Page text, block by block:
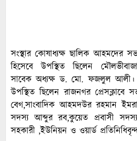
সংস্থার কোষাধ্যক্ষ ছালিক আহমদের
হিসেবে উপস্থিত ছিলেন
সাবেক অধ্যক্ষ ড. মো. ফজলুল আলী।
উপস্থিত ছিলেন রাজনগর প্রেসক্লাবে
বেগ,সাংবাদিক আহমদউর রহমান
সদস্য আব্দুর রব,কুয়েত প্রবাসী সদস্য
সহকারী ,ইউনিয়ন ও ওয়ার্ড